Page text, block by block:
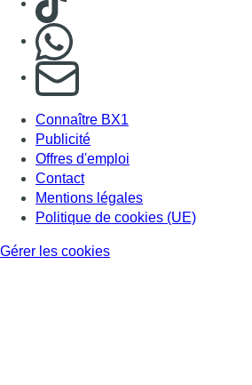
S'abonner à notre newsletter
Connaître BX1
Publicité
Offres d'emploi
Contact
Mentions légales
Politique de cookies (UE)
Gérer les cookies